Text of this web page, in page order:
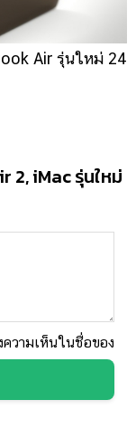
Air รุ่นใหม่ 24
2, iMac รุ่นใหม่
ความเห็นในชื่อของ